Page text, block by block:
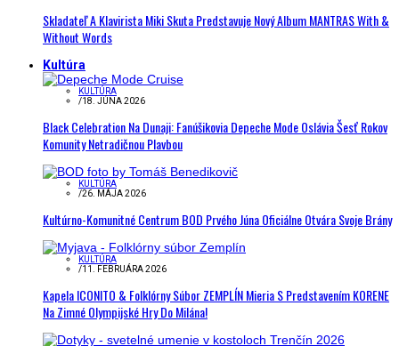
Skladateľ A Klavirista Miki Skuta Predstavuje Nový Album MANTRAS With &
Without Words
Kultúra
KULTÚRA
/18. JÚNA 2026
Black Celebration Na Dunaji: Fanúšikovia Depeche Mode Oslávia Šesť Rokov
Komunity Netradičnou Plavbou
KULTÚRA
/26. MÁJA 2026
Kultúrno-Komunitné Centrum BOD Prvého Júna Oficiálne Otvára Svoje Brány
KULTÚRA
/11. FEBRUÁRA 2026
Kapela ICONITO & Folklórny Súbor ZEMPLÍN Mieria S Predstavením KORENE
Na Zimné Olympijské Hry Do Milána!